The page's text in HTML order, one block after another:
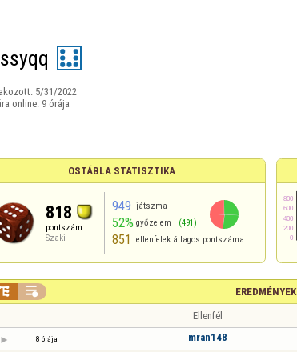
5/31/2022
online: 9 órája
OSTÁBLA STATISZTIKA
818
pontszám
Szaki
949 játszma
52% győzelem (491)
851 ellenfelek átlagos pontszáma
EREDMÉNYEK

Ellenfél
8 órája mran148